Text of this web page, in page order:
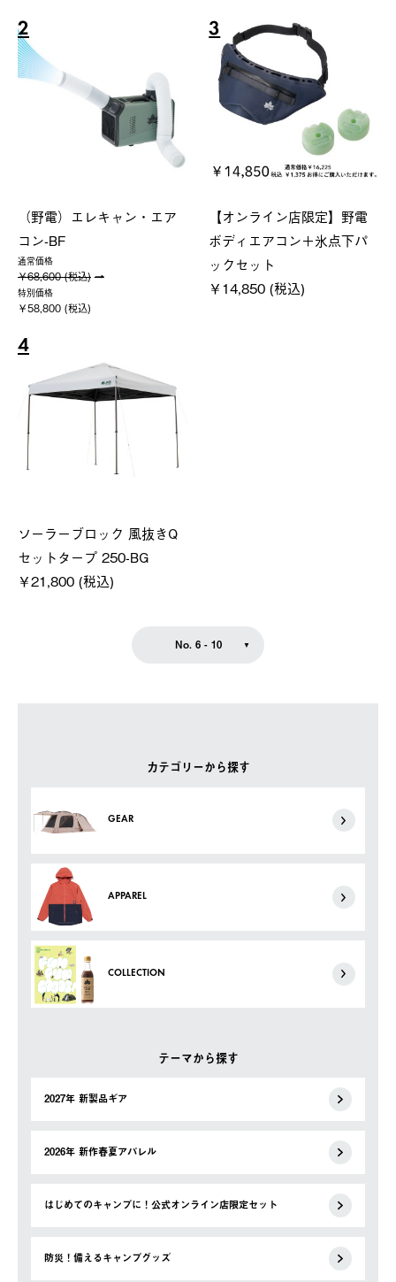
カテゴリーから探す
GEAR
APPAREL
COLLECTION
テーマから探す
2027年 新製品ギア
2026年 新作春夏アパレル
はじめてのキャンプに！公式オンライン店限定セット
防災！備えるキャンプグッズ
2
（野電）エレキャン・エア
コン-BF
通常価格
￥68,600 (税込)
特別価格
￥58,800 (税込)
3
【オンライン店限定】野電
ボディエアコン＋氷点下パ
ックセット
￥14,850 (税込)
4
ソーラーブロック 風抜きQ
セットタープ 250-BG
￥21,800 (税込)
No. 6 - 10